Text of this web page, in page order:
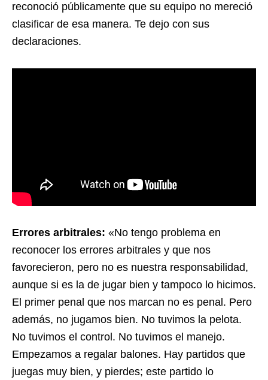
reconoció públicamente que su equipo no mereció
clasificar de esa manera. Te dejo con sus
declaraciones.
Errores arbitrales: «No tengo problema en
reconocer los errores arbitrales y que nos
favorecieron, pero no es nuestra responsabilidad,
aunque si es la de jugar bien y tampoco lo hicimos.
El primer penal que nos marcan no es penal. Pero
además, no jugamos bien. No tuvimos la pelota.
No tuvimos el control. No tuvimos el manejo.
Empezamos a regalar balones. Hay partidos que
juegas muy bien, y pierdes; este partido lo